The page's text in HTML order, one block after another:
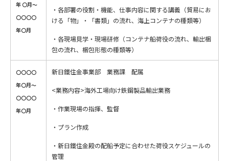
年 〇月～
〇〇〇〇
年〇月
・各部署の役割・機能、仕事内容に関する講義（貿易にお
ける「物」・「書類」の流れ、海上コンテナの種類等）
・各現場見学・現場研修（コンテナ船荷役の流れ、輸出梱
包の流れ、梱包形態の種類等）
〇〇〇〇
年〇月～
〇〇〇〇
年〇月
新日鐵住金事業部 業務課 配属
<業務内容>海外工場向け鉄鋼製品輸出業務
・作業現場の指揮、監督
・プラン作成
・新日鐵住金殿の配船予定に合わせた荷役スケジュールの
管理